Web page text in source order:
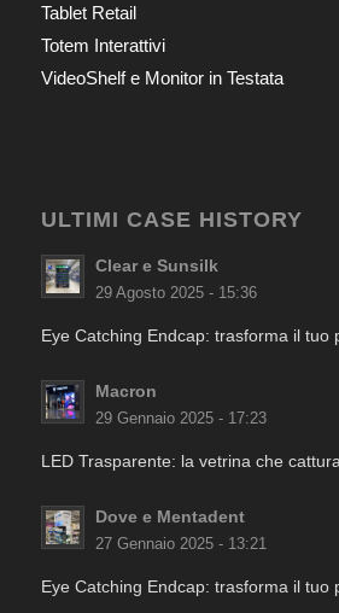
Tablet Retail
Totem Interattivi
VideoShelf e Monitor in Testata
ULTIMI CASE HISTORY
Clear e Sunsilk
29 Agosto 2025 - 15:36
Eye Catching Endcap: trasforma il tuo
Macron
29 Gennaio 2025 - 17:23
LED Trasparente: la vetrina che
Dove e Mentadent
27 Gennaio 2025 - 13:21
Eye Catching Endcap: trasforma il tuo